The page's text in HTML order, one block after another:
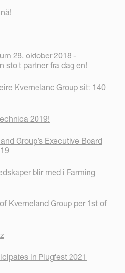
28. oktober 2018 -
stolt partner fra dag en!
Kverneland Group sitt 140
2019!
Group’s Executive Board
blir med i Farming
Kverneland Group per 1st of
in Plugfest 2021